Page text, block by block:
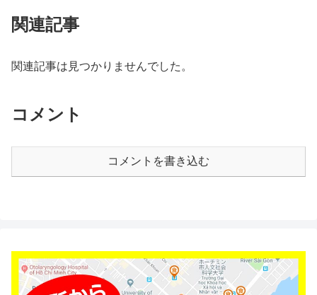
関連記事
関連記事は見つかりませんでした。
コメント
コメントを書き込む